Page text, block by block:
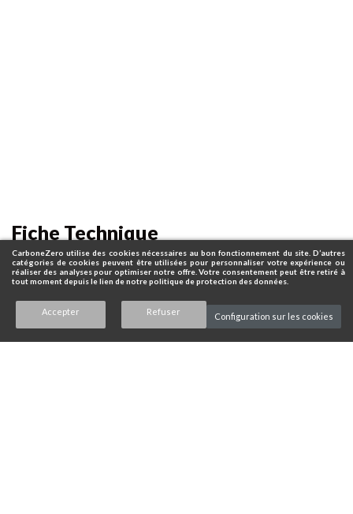
CarboneZero utilise des cookies nécessaires au bon fonctionnement du site. D’autres
catégories de cookies peuvent être utilisées pour personnaliser votre expérience ou
réaliser des analyses pour optimiser notre offre. Votre consentement peut être retiré à
tout moment depuis le lien de notre politique de protection des données.
Accepter Refuser Configuration sur les cookies
Fiche Technique
Assistance électrique : Moteur Panasonic GX Ultimate Pro